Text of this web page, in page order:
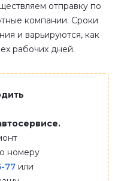
отправку по
компании. Сроки
и варьируются, как
рабочих дней.
номеру
77 или